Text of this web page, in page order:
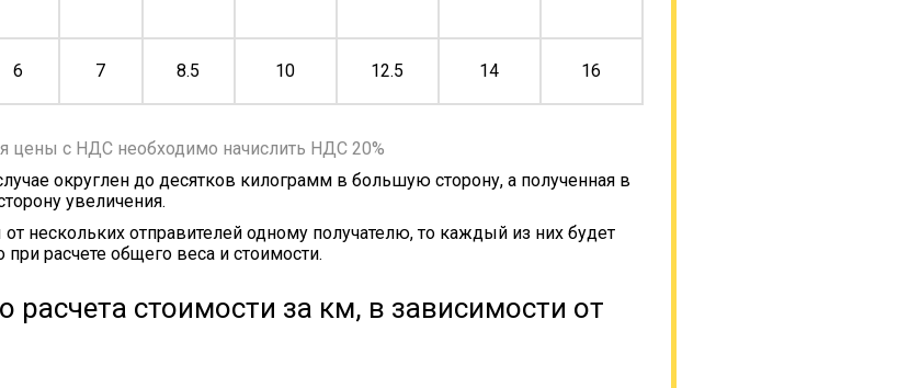
6 7 8.5 10 12.5 14 16
цены с НДС необходимо начислить НДС 20%
округлен до десятков килограмм в большую сторону, а полученная в
увеличения.
нескольких отправителей одному получателю, то каждый из них будет
расчете общего веса и стоимости.
расчета стоимости за км, в зависимости от